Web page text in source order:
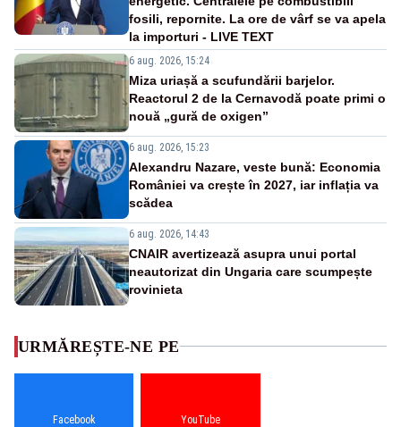
fosili, repornite. La ore de vârf se va apela
la importuri - LIVE TEXT
6 aug. 2026, 15:24
Miza uriașă a scufundării barjelor.
Reactorul 2 de la Cernavodă poate primi o
nouă „gură de oxigen”
6 aug. 2026, 15:23
Alexandru Nazare, veste bună: Economia
României va crește în 2027, iar inflația va
scădea
6 aug. 2026, 14:43
CNAIR avertizează asupra unui portal
neautorizat din Ungaria care scumpește
rovinieta
URMĂREȘTE-NE PE
Facebook YouTube